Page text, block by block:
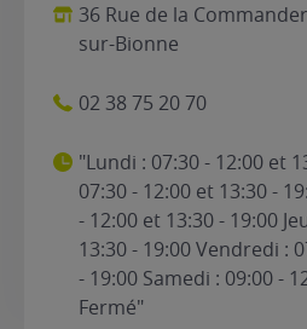
36 Rue de la
sur-Bionne
02 38 75 20 70
"Lundi : 07:30 - 12:00 et
07:30 - 12:00 et 13:30 -
- 12:00 et 13:30 - 19:00
13:30 - 19:00 Vendredi :
- 19:00 Samedi : 09:00 -
Fermé"